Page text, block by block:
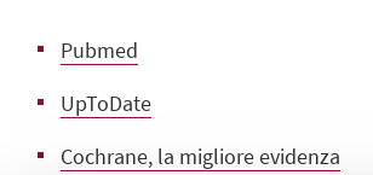
Pubmed
UpToDate
Cochrane, la migliore evidenza